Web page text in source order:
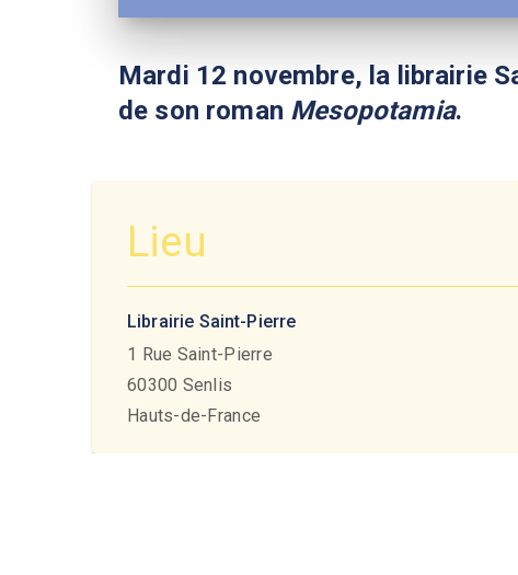
Mardi 12 novembre, la librairie
de son roman Mesopotamia.
Lieu
Librairie Saint-Pierre
1 Rue Saint-Pierre
60300 Senlis
Hauts-de-France